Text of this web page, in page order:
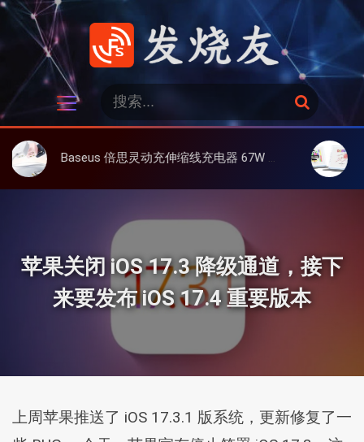
跳
发烧友
：
搜
索
Baseus 倍思灵动充伸缩线充电器 67W 3C，超耐用可伸缩线、氮化镓、3C多设备同时充 大上
苹果关闭 iOS 17.3 降级通道，接下
来要发布 iOS 17.4 重要版本
上周苹果推送了 iOS 17.3.1 版系统，更新修复了一